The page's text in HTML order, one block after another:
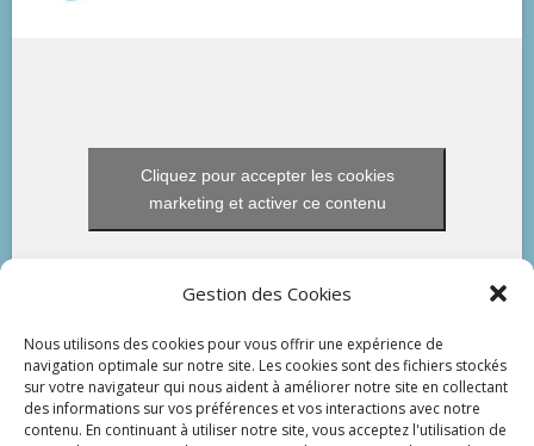
Gestion des Cookies
Nous utilisons des cookies pour vous offrir une expérience de
navigation optimale sur notre site. Les cookies sont des fichiers stockés
sur votre navigateur qui nous aident à améliorer notre site en collectant
des informations sur vos préférences et vos interactions avec notre
contenu. En continuant à utiliser notre site, vous acceptez l'utilisation de
Cliquez pour accepter les cookies
marketing et activer ce contenu